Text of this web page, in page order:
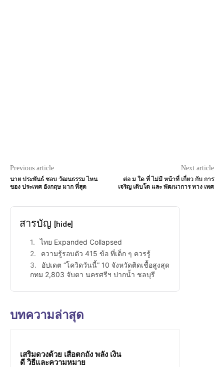
Previous article
นาย ประพันธ์ ชอบ วัฒนธรรม ไหน
ของ ประเทศ อังกฤษ มาก ที่สุด
Next article
ต่อ ม ใด ที่ ไม่มี หน้าที่ เกี่ยว กับ การ
เจริญ เติบโต และ พัฒนาการ ทาง เพศ
สารบัญ [hide]
ไทย Expanded Collapsed
ความรู้รอบตัว 415 ข้อ ที่เด็ก ๆ ควรรู้
อัปเดต “โควิดวันนี้” 10 จังหวัดติดเชื้อสูงสุด
กทม 2,803 จับตา นครศรีฯ ปากน้ำ ชลบุรี
บทความล่าสุด
เสริมดวงด้วย เสือตกถัง พลัง เงิน
ดี วิธีและความหมาย